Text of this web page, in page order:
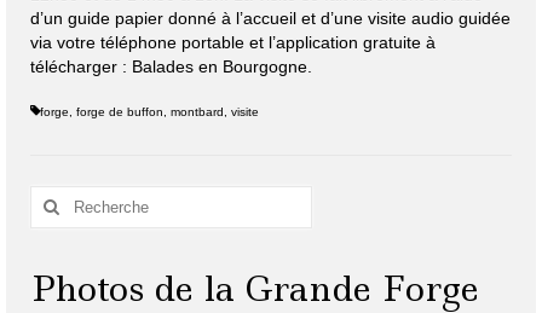
d’un guide papier donné à l’accueil et d’une visite audio guidée
via votre téléphone portable et l’application gratuite à
télécharger : Balades en Bourgogne.
forge forge de buffon montbard visite
Rechercher
Photos de la Grande Forge